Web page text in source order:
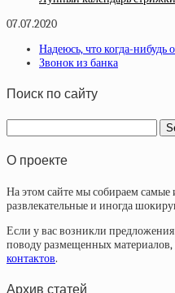
07.07.2020
Надеюсь, что когда-нибудь
Звонок из банка
Поиск по сайту
О проекте
На этом сайте мы собираем
развлекательные и иногда
Если у вас возникли
поводу размещенных
контактов.
Архив статей